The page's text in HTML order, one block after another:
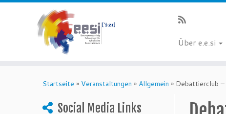
Über e.e.si
Startseite » Veranstaltungen » Allgemein » Debattierclub
Social Media Links